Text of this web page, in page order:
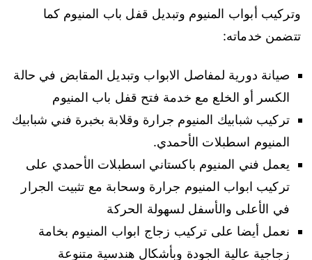
وتركيب أبواب المنيوم وتبديل قفل باب المنيوم كما
تتضمن خدماته:
صيانة دورية لمفاصل الابواب وتبديل المقابض في حالة
الكسر أو الخلع مع خدمة فتح قفل باب المنيوم
تركيب شبابيك المنيوم جرارة وقلابة بخبرة فني شبابيك
المنيوم اسطبلات الأحمدي.
يعمل فني المنيوم باكستاني اسطبلات الأحمدي على
تركيب ابواب المنيوم جرارة وسحابة مع تثبيت الجرار
في الأعلى والأسفل لسهولة الحركة
نعمل أيضا على تركيب زجاج ابواب المنيوم بخامة
زجاجية عالية الجودة وبأشكال هندسية متنوعة